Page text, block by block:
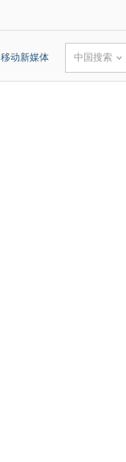
移动新媒体 中国搜索